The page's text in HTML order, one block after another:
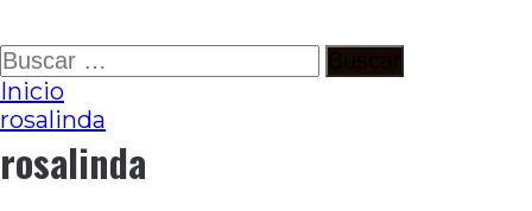
Ir
al
contenido
Buscar:
Inicio
rosalinda
rosalinda